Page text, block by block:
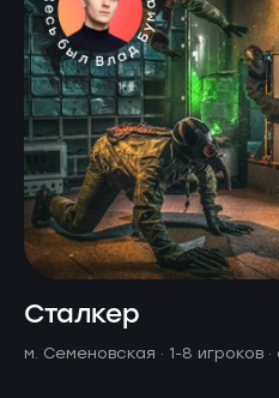
Сталкер
м. Семеновская · 1-8 игроков